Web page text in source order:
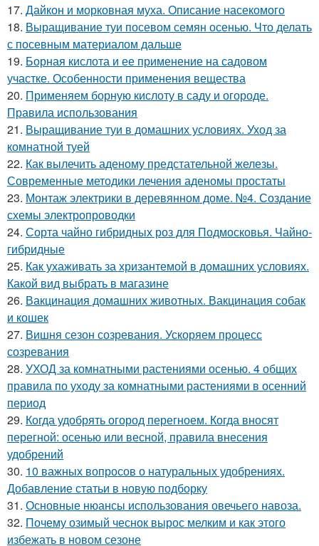
17. Дайкон и морковная муха. Описание насекомого
18. Выращивание туи посевом семян осенью. Что делать
с посевным материалом дальше
19. Борная кислота и ее применение на садовом
участке. Особенности применения вещества
20. Применяем борную кислоту в саду и огороде.
Правила использования
21. Выращивание туи в домашних условиях. Уход за
комнатной туей
22. Как вылечить аденому предстательной железы.
Современные методики лечения аденомы простаты
23. Монтаж электрики в деревянном доме. №4. Создание
схемы электропроводки
24. Сорта чайно гибридных роз для Подмосковья. Чайно-
гибридные
25. Как ухаживать за хризантемой в домашних условиях.
Какой вид выбрать в магазине
26. Вакцинация домашних животных. Вакцинация собак
и кошек
27. Вишня сезон созревания. Ускоряем процесс
созревания
28. УХОД за комнатными растениями осенью. 4 общих
правила по уходу за комнатными растениями в осенний
период
29. Когда удобрять огород перегноем. Когда вносят
перегной: осенью или весной, правила внесения
удобрений
30. 10 важных вопросов о натуральных удобрениях.
Добавление статьи в новую подборку
31. Основные нюансы использования овечьего навоза.
32. Почему озимый чеснок вырос мелким и как этого
избежать в новом сезоне